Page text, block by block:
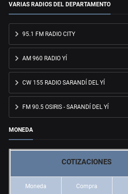
VARIAS RADIOS DEL DEPARTAMENTO
95.1 FM RADIO CITY
AM 960 RADIO YÍ
CW 155 RADIO SARANDÍ DEL YÍ
FM 90.5 OSIRIS - SARANDÍ DEL YÍ
MONEDA
COTIZACIONES
Moneda Compra